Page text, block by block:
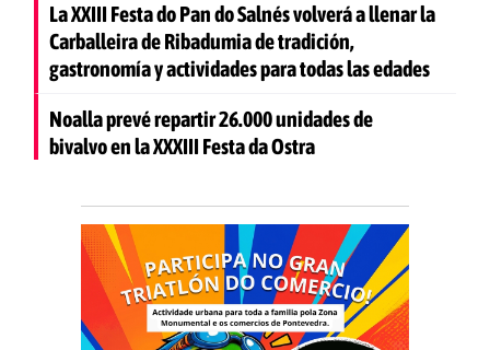
La XXIII Festa do Pan do Salnés volverá a llenar la
Carballeira de Ribadumia de tradición,
gastronomía y actividades para todas las edades
Noalla prevé repartir 26.000 unidades de
bivalvo en la XXXIII Festa da Ostra